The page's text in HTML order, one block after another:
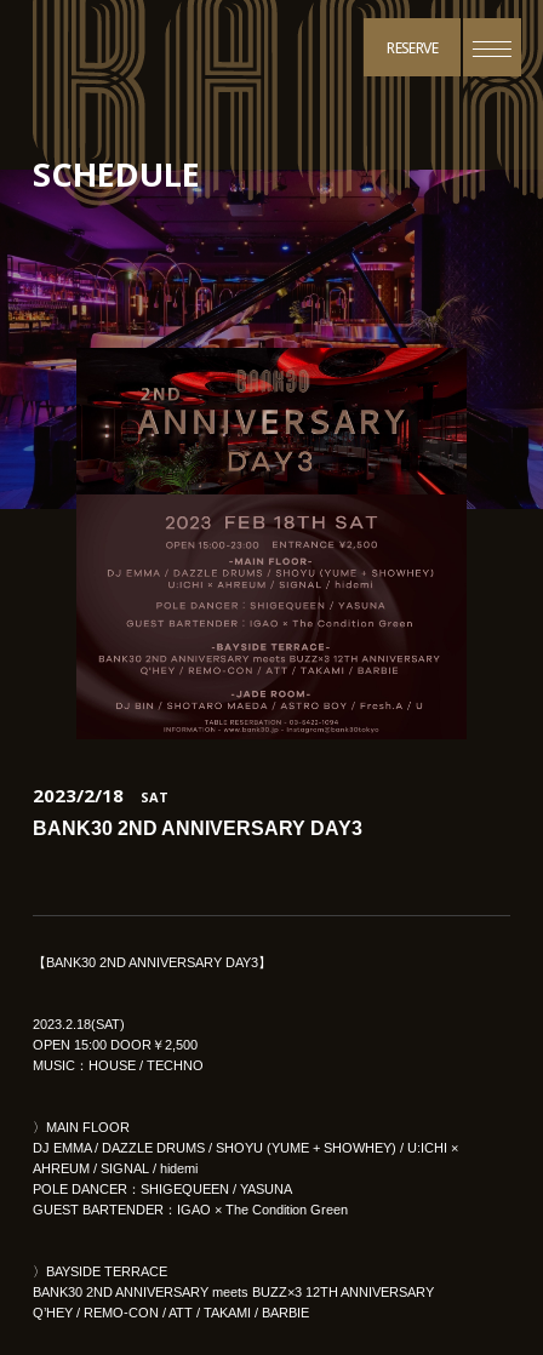
RESERVE
SCHEDULE
2023/2/18 SAT
BANK30 2ND ANNIVERSARY DAY3
【BANK30 2ND ANNIVERSARY DAY3】
2023.2.18(SAT)
OPEN 15:00 DOOR￥2,500
MUSIC：HOUSE / TECHNO
〉MAIN FLOOR
DJ EMMA / DAZZLE DRUMS / SHOYU (YUME + SHOWHEY) / U:ICHI ×
AHREUM / SIGNAL / hidemi
POLE DANCER：SHIGEQUEEN / YASUNA
GUEST BARTENDER：IGAO × The Condition Green
〉BAYSIDE TERRACE
BANK30 2ND ANNIVERSARY meets BUZZ×3 12TH ANNIVERSARY
Q’HEY / REMO-CON / ATT / TAKAMI / BARBIE